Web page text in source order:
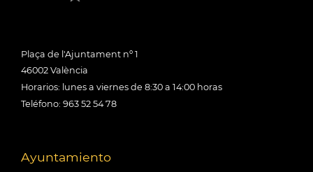
Plaça de l'Ajuntament nº 1
46002 València
Horarios: lunes a viernes de 8:30 a 14:00 horas
Teléfono: 963 52 54 78
Ayuntamiento